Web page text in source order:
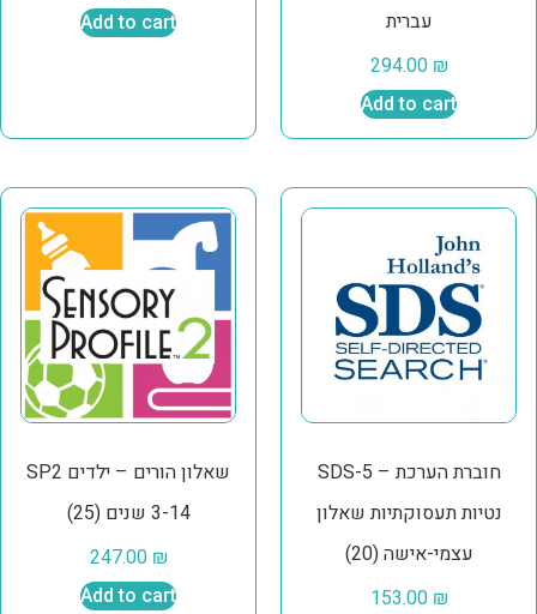
Add to cart
עברית
294.00 ₪
Add to cart
SP2 שאלון הורים – ילדים
3-14 שנים (25)
247.00 ₪
Add to cart
SDS-5 – חוברת הערכת
נטיות תעסוקתיות שאלון
עצמי-אישה (20)
153.00 ₪